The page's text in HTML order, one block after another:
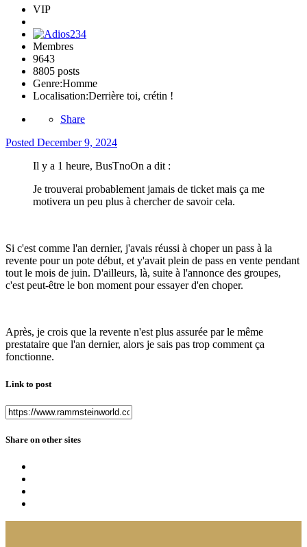
VIP
Membres
9643
8805 posts
Genre:Homme
Localisation:Derrière toi, crétin !
Share
Posted December 9, 2024
Il y a 1 heure, BusTnoOn a dit :
Je trouverai probablement jamais de ticket mais ça me
motivera un peu plus à chercher de savoir cela.
Si c'est comme l'an dernier, j'avais réussi à choper un pass à la
revente pour un pote début, et y'avait plein de pass en vente pendant
tout le mois de juin. D'ailleurs, là, suite à l'annonce des groupes,
c'est peut-être le bon moment pour essayer d'en choper.
Après, je crois que la revente n'est plus assurée par le même
prestataire que l'an dernier, alors je sais pas trop comment ça
fonctionne.
Link to post
Share on other sites